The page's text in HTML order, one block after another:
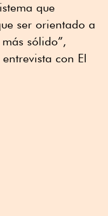
que
ser orientado a
sólido”,
con El